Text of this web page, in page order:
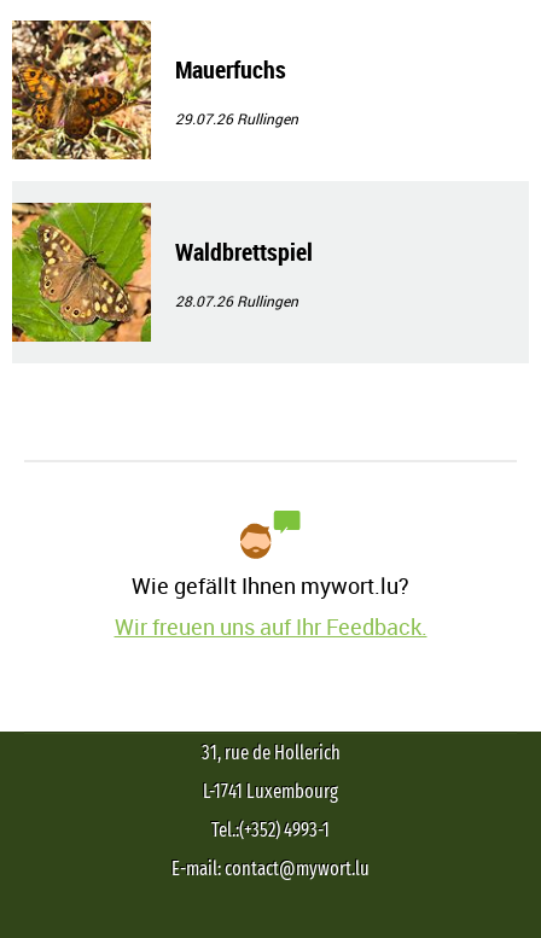
Mauerfuchs
29.07.26Rullingen
Waldbrettspiel
28.07.26Rullingen
Wie gefällt Ihnen mywort.lu?
Wir freuen uns auf Ihr Feedback.
31, rue de Hollerich
L-1741 Luxembourg
Tel.:(+352) 4993-1
E-mail: contact@mywort.lu